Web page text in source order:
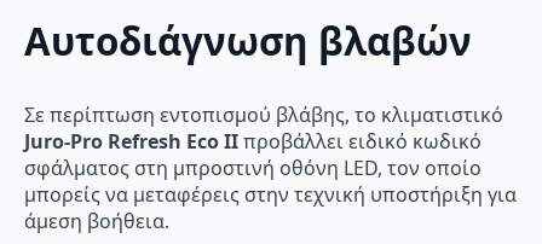
Αυτοδιάγνωση βλαβών
Σε περίπτωση εντοπισμού βλάβης, το κλιματιστικό
Juro-Pro Refresh Eco IIπροβάλλει ειδικό κωδικό
σφάλματος στη μπροστινή οθόνη LED, τον οποίο
μπορείς να μεταφέρεις στην τεχνική υποστήριξη για
άμεση βοήθεια.